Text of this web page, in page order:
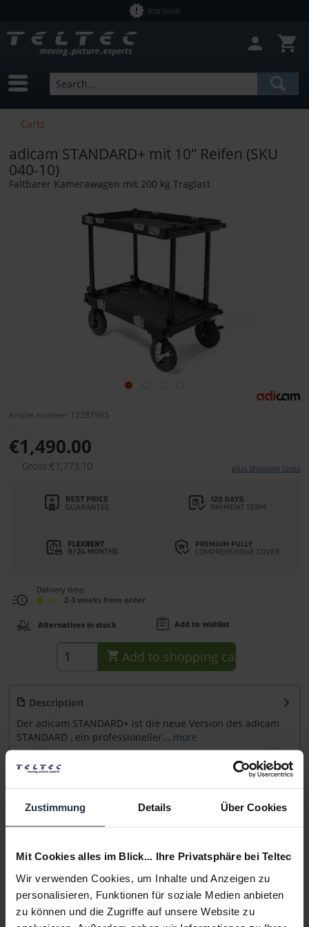
Zustimmung Details Über Cookies
Mit Cookies alles im Blick... Ihre Privatsphäre bei Teltec
Wir verwenden Cookies, um Inhalte und Anzeigen zu
personalisieren, Funktionen für soziale Medien anbieten
zu können und die Zugriffe auf unsere Website zu
B2B SHOP
Carts
adicam STANDARD+ mit 10" Reifen (SKU
040-10)
Faltbarer Kamerawagen mit 200 kg Traglast
Article number: 12287995
€1,490.00
Gross:€1,773.10 plus shipping costs
Delivery time:
2-3 weeks from order
Alternatives in stock Add to wishlist
Add to shopping cart
Description
Der adicam STANDARD+ ist die neue Version des adicam
STANDARD , ein professioneller... more
Accessories
In Stock
Brands
from€2.50 to €12700.00
Consultation
Manufacturer & Product Safety Information